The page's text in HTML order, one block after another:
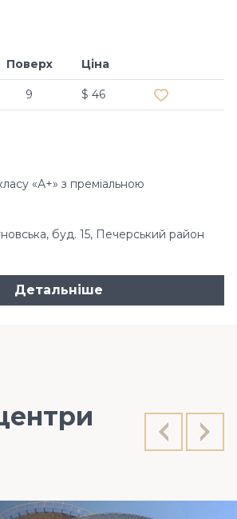
Поверх
9
Ціна
$ 46
«А+» з преміальною
буд. 15, Печерський район
Детальніше